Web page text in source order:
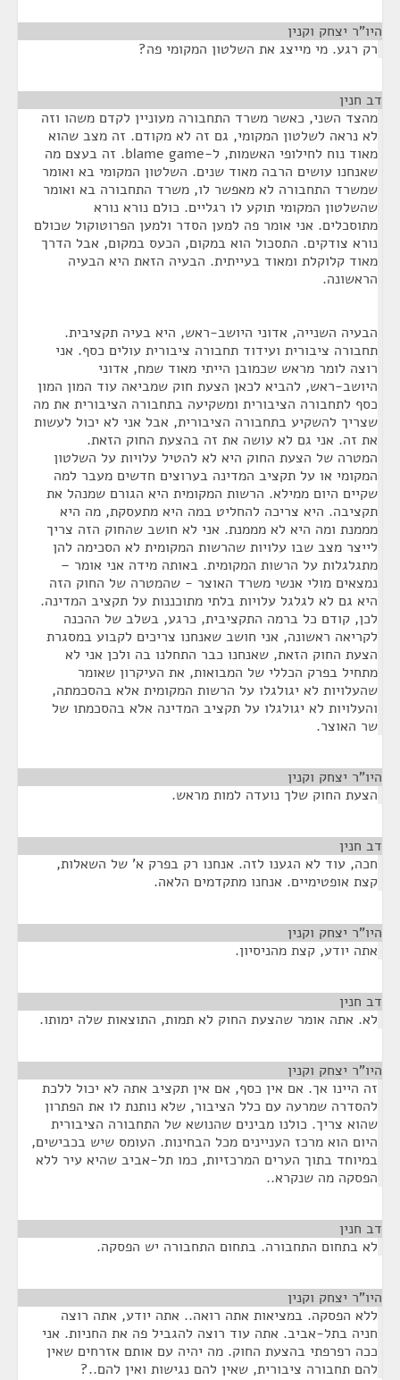
היו"ר יצחק וקנין
רק רגע. מי מייצג את השלטון המקומי פה?
דב חנין
מהצד השני, כאשר משרד התחבורה מעוניין לקדם משהו וזה
לא נראה לשלטון המקומי, גם זה לא מקודם. זה מצב שהוא
מאוד נוח לחילופי האשמות, ל-blame game. זה בעצם מה
שאנחנו עושים הרבה מאוד שנים. השלטון המקומי בא ואומר
שמשרד התחבורה לא מאפשר לו, משרד התחבורה בא ואומר
שהשלטון המקומי תוקע לו רגליים. כולם נורא נורא
מתוסכלים. אני אומר פה למען הסדר ולמען הפרוטוקול שכולם
נורא צודקים. התסכול הוא במקום, הכעס במקום, אבל הדרך
מאוד קלוקלת ומאוד בעייתית. הבעיה הזאת היא הבעיה
הראשונה.
הבעיה השנייה, אדוני היושב-ראש, היא בעיה תקציבית.
תחבורה ציבורית ועידוד תחבורה ציבורית עולים כסף. אני
רוצה לומר מראש שכמובן הייתי מאוד שמח, אדוני
היושב-ראש, להביא לכאן הצעת חוק שמביאה עוד המון המון
כסף לתחבורה הציבורית ומשקיעה בתחבורה הציבורית את מה
שצריך להשקיע בתחבורה הציבורית, אבל אני לא יכול לעשות
את זה. אני גם לא עושה את זה בהצעת החוק הזאת.
המטרה של הצעת החוק היא לא להטיל עלויות על השלטון
המקומי או על תקציב המדינה בערוצים חדשים מעבר למה
שקיים היום ממילא. הרשות המקומית היא הגורם שמנהל את
תקציבה. היא צריכה להחליט במה היא מתעסקת, מה היא
מממנת ומה היא לא מממנת. אני לא חושב שהחוק הזה צריך
לייצר מצב שבו עלויות שהרשות המקומית לא הסכימה להן
מתגלגלות על הרשות המקומית. באותה מידה אני אומר –
נמצאים מולי אנשי משרד האוצר - שהמטרה של החוק הזה
היא גם לא לגלגל עלויות בלתי מתוכננות על תקציב המדינה.
לכן, קודם כל ברמה התקציבית, כרגע, בשלב של ההכנה
לקריאה ראשונה, אני חושב שאנחנו צריכים לקבוע במסגרת
הצעת החוק הזאת, שאנחנו כבר התחלנו בה ולכן אני לא
מתחיל בפרק הכללי של המבואות, את העיקרון שאומר
שהעלויות לא יגולגלו על הרשות המקומית אלא בהסכמתה,
והעלויות לא יגולגלו על תקציב המדינה אלא בהסכמתו של
שר האוצר.
היו"ר יצחק וקנין
הצעת החוק שלך נועדה למות מראש.
דב חנין
חכה, עוד לא הגענו לזה. אנחנו רק בפרק א' של השאלות,
קצת אופטימיים. אנחנו מתקדמים הלאה.
היו"ר יצחק וקנין
אתה יודע, קצת מהניסיון.
דב חנין
לא. אתה אומר שהצעת החוק לא תמות, התוצאות שלה ימותו.
היו"ר יצחק וקנין
זה היינו אך. אם אין כסף, אם אין תקציב אתה לא יכול ללכת
להסדרה שמרעה עם כלל הציבור, שלא נותנת לו את הפתרון
שהוא צריך. כולנו מבינים שהנושא של התחבורה הציבורית
היום הוא מרכז העניינים מכל הבחינות. העומס שיש בכבישים,
במיוחד בתוך הערים המרכזיות, כמו תל-אביב שהיא עיר ללא
הפסקה מה שנקרא..
דב חנין
לא בתחום התחבורה. בתחום התחבורה יש הפסקה.
היו"ר יצחק וקנין
ללא הפסקה. במציאות אתה רואה.. אתה יודע, אתה רוצה
חניה בתל-אביב. אתה עוד רוצה להגביל פה את החניות. אני
ככה רפרפתי בהצעת החוק. מה יהיה עם אותם אזרחים שאין
להם תחבורה ציבורית, שאין להם נגישות ואין להם..?